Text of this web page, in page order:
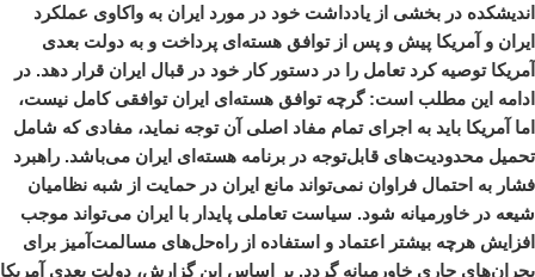
اندیشکده در بخشی از یادداشت خود در مورد ایران به واکاوی عملکرد
ایران و آمریکا پیش و پس از توافق هسته‌ای پرداخت و به دولت بعدی
آمریکا توصیه کرد تعامل را در دستور کار خود در قبال ایران قرار دهد. در
ادامه این مطلب است: گرچه توافق هسته‌ای ایران توافقی کامل نیست،
اما آمریکا باید به اجرای تمام مفاد اصلی آن توجه نماید، مفادی که شامل
تحمیل محدودیت‌های قابل‌توجه در برنامه هسته‌ای ایران می‌باشد. راهبرد
فشار به احتمال فراوان نمی‌تواند مانع ایران در حمایت از شبه نظامیان
شیعه در خاورمیانه شود. سیاست تعاملی پایدار با ایران می‌تواند موجب
افزایش هرچه بیشتر اعتماد و استفاده از راه‌حل‌های مسالمت‌آمیز برای
بحران‌های جاری خاورمیانه گردد. بر اساس این گزارش، دولت بعدی آمریکا